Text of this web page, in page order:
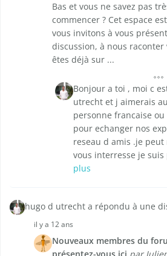
Bas et vous ne savez pas
commencer ? Cet espace
vous invitons à vous
discussion, à nous
êtes déjà sur ...
Bonjour a toi , moi c
utrecht et j aimerais
personne francaise
pour echanger nos
reseau d amis .je
vous interresse je
plus
hugo d utrecht a répondu à une
il y a 12 ans
Nouveaux membres du